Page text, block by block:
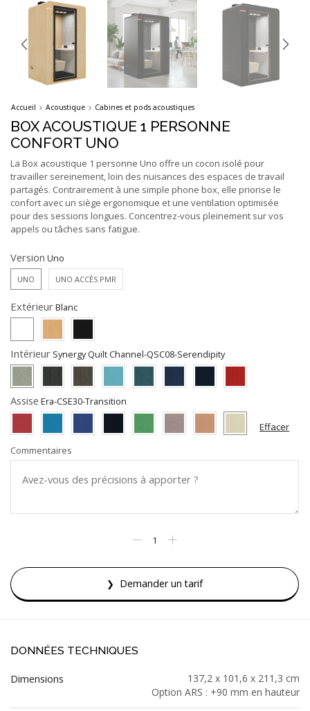
Accueil Acoustique Cabines et pods acoustiques
BOX ACOUSTIQUE 1 PERSONNE
CONFORT UNO
La Box acoustique 1 personne Uno offre un cocon isolé pour
travailler sereinement, loin des nuisances des espaces de travail
partagés. Contrairement à une simple phone box, elle priorise le
confort avec un siège ergonomique et une ventilation optimisée
pour des sessions longues. Concentrez-vous pleinement sur vos
appels ou tâches sans fatigue.
Version
UNO UNO ACCÈS PMR
Extérieur
Intérieur
Assise
Effacer
Commentaires
Demander un tarif
DONNÉES TECHNIQUES
Dimensions
137,2 x 101,6 x 211,3 cm
Option ARS : +90 mm en hauteur